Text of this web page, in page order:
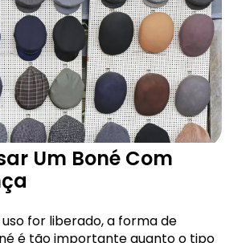
Um Boné Com
uso for liberado, a forma de
é tão importante quanto o tipo